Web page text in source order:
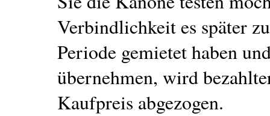
Verbindlichkeit es später
Periode gemietet haben
übernehmen, wird
Kaufpreis abgezogen.